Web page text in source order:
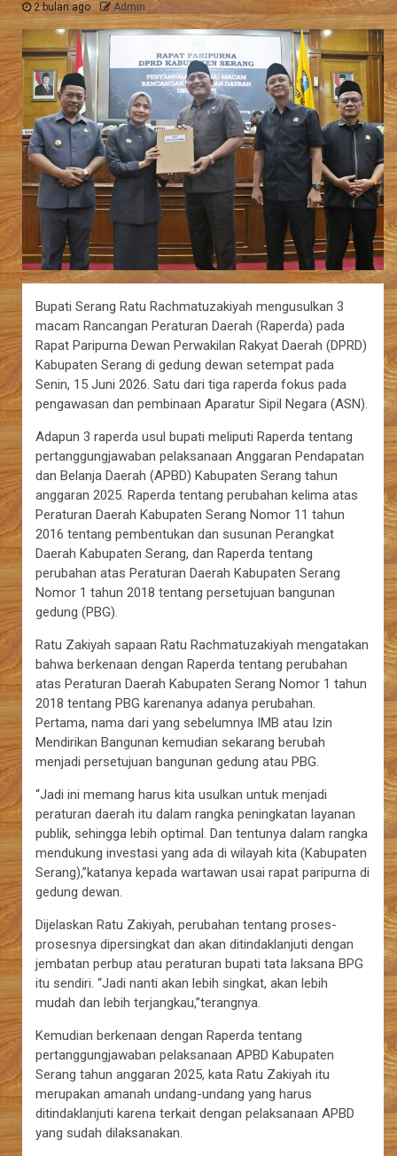
2 bulan ago Admin
Bupati Serang Ratu Rachmatuzakiyah mengusulkan 3
macam Rancangan Peraturan Daerah (Raperda) pada
Rapat Paripurna Dewan Perwakilan Rakyat Daerah (DPRD)
Kabupaten Serang di gedung dewan setempat pada
Senin, 15 Juni 2026. Satu dari tiga raperda fokus pada
pengawasan dan pembinaan Aparatur Sipil Negara (ASN).
Adapun 3 raperda usul bupati meliputi Raperda tentang
pertanggungjawaban pelaksanaan Anggaran Pendapatan
dan Belanja Daerah (APBD) Kabupaten Serang tahun
anggaran 2025. Raperda tentang perubahan kelima atas
Peraturan Daerah Kabupaten Serang Nomor 11 tahun
2016 tentang pembentukan dan susunan Perangkat
Daerah Kabupaten Serang, dan Raperda tentang
perubahan atas Peraturan Daerah Kabupaten Serang
Nomor 1 tahun 2018 tentang persetujuan bangunan
gedung (PBG).
Ratu Zakiyah sapaan Ratu Rachmatuzakiyah mengatakan
bahwa berkenaan dengan Raperda tentang perubahan
atas Peraturan Daerah Kabupaten Serang Nomor 1 tahun
2018 tentang PBG karenanya adanya perubahan.
Pertama, nama dari yang sebelumnya IMB atau Izin
Mendirikan Bangunan kemudian sekarang berubah
menjadi persetujuan bangunan gedung atau PBG.
“Jadi ini memang harus kita usulkan untuk menjadi
peraturan daerah itu dalam rangka peningkatan layanan
publik, sehingga lebih optimal. Dan tentunya dalam rangka
mendukung investasi yang ada di wilayah kita (Kabupaten
Serang),”katanya kepada wartawan usai rapat paripurna di
gedung dewan.
Dijelaskan Ratu Zakiyah, perubahan tentang proses-
prosesnya dipersingkat dan akan ditindaklanjuti dengan
jembatan perbup atau peraturan bupati tata laksana BPG
itu sendiri. “Jadi nanti akan lebih singkat, akan lebih
mudah dan lebih terjangkau,”terangnya.
Kemudian berkenaan dengan Raperda tentang
pertanggungjawaban pelaksanaan APBD Kabupaten
Serang tahun anggaran 2025, kata Ratu Zakiyah itu
merupakan amanah undang-undang yang harus
ditindaklanjuti karena terkait dengan pelaksanaan APBD
yang sudah dilaksanakan.